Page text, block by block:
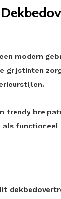
modern
grijstinten
trendy
functioneel